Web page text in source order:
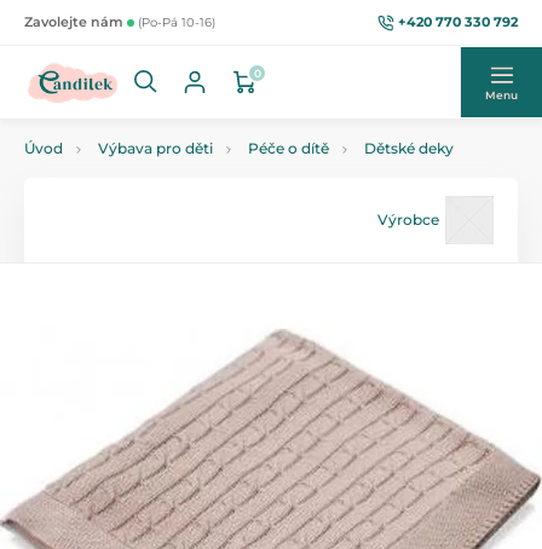
Zavolejte nám (Po-Pá 10-16) +420 770 330 792
0
Menu
Úvod Výbava pro děti Péče o dítě Dětské deky
Výrobce